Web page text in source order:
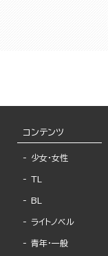
コンテンツ
少女・女性
TL
BL
ライトノベル
青年・一般